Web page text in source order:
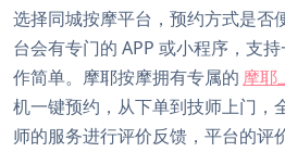
选择同城按摩平台，预约方式是否
台会有专门的 APP 或小程序，支
作简单。摩耶按摩拥有专属的 摩耶
机一键预约，从下单到技师上门，
师的服务进行评价反馈，平台的评